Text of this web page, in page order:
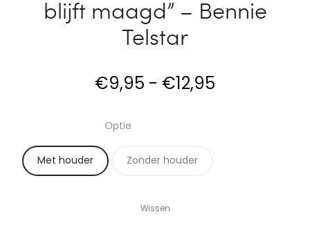
blijft maagd” – Bennie
Telstar
€9,95 - €12,95
Optie
Met houder Zonder houder
Wissen